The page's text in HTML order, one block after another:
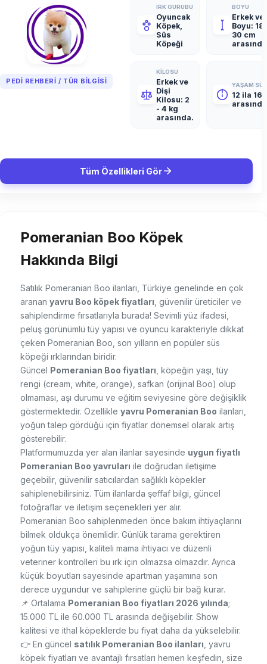
PEDI REHBERI / TÜR BILGISI
IRK GURUBU
Oyuncak
Köpek,
Süs
Köpeği
BOYU
Erkek ve
Boyu: 18
30 cm
KILOSU
Erkek ve
Dişi
Kilosu: 2
- 4 kg
arasında.
YAŞAM
12 ila 16
Tüm Özellikleri Gör
Pomeranian Boo Köpek
Hakkında Bilgi
Satılık Pomeranian Boo ilanları, Türkiye genelinde en çok
aranan yavru Boo köpek fiyatları , güvenilir üreticiler ve
sahiplendirme fırsatlarıyla burada! Sevimli yüz ifadesi,
peluş görünümlü tüy yapısı ve oyuncu karakteriyle dikkat
çeken Pomeranian Boo, son yılların en popüler süs
köpeği ırklarından biridir.
Güncel Pomeranian Boo fiyatları , köpeğin yaşı, tüy
rengi (cream, white, orange), safkan (orijinal Boo) olup
olmaması, aşı durumu ve eğitim seviyesine göre değişiklik
göstermektedir. Özellikle yavru Pomeranian Boo ilanları,
yoğun talep gördüğü için fiyatlar dönemsel olarak artış
gösterebilir.
Platformumuzda yer alan ilanlar sayesinde uygun fiyatlı
Pomeranian Boo yavruları ile doğrudan iletişime
geçebilir, güvenilir satıcılardan sağlıklı köpekler
sahiplenebilirsiniz. Tüm ilanlarda şeffaf bilgi, güncel
fotoğraflar ve iletişim seçenekleri yer alır.
Pomeranian Boo sahiplenmeden önce bakım ihtiyaçlarını
bilmek oldukça önemlidir. Günlük tarama gerektiren
yoğun tüy yapısı, kaliteli mama ihtiyacı ve düzenli
veteriner kontrolleri bu ırk için olmazsa olmazdır. Ayrıca
küçük boyutları sayesinde apartman yaşamına son
derece uygundur ve sahiplerine güçlü bir bağ kurar.
📌 Ortalama Pomeranian Boo fiyatları 2026 yılında;
15.000 TL ile 60.000 TL arasında değişebilir. Show
kalitesi ve ithal köpeklerde bu fiyat daha da yükselebilir.
👉 En güncel satılık Pomeranian Boo ilanları , yavru
köpek fiyatları ve avantajlı fırsatları hemen keşfedin, size